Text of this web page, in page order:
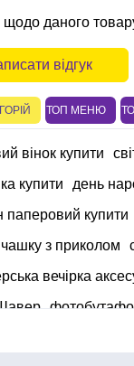
щодо даного
відгук
ТОП МЕНЮ
вінок купити
купити
день
паперовий купити
чашку з приколом
вечірка